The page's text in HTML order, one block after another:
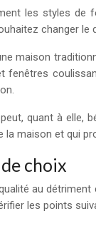
les styles de
changer le
maison
fenêtres
quant à elle,
la maison et qui
choix
au
les points